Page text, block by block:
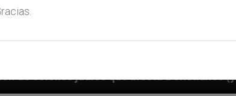
afecta a cristianos (y no sólo) en Tierra Santa